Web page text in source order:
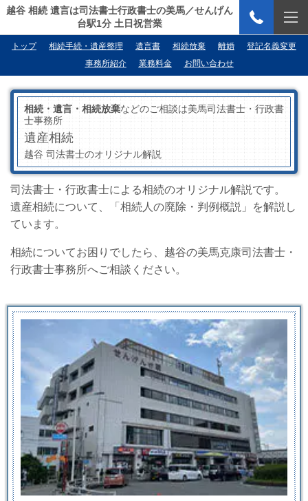
越谷 相続 遺言は司法書士行政書士の美馬／せんげん
台駅1分 土日祝営業
トップ 相続手続・遺産整理 遺言書 相続放棄 離婚
登記名義変更
事務所紹介
業務料金 お問い合わせ
相続・遺言・相続放棄などのご相談は美馬司法書士・行政書
士事務所
遺産相続
越谷 司法書士のオリジナル解説
司法書士・行政書士による相続のオリジナル解説です。
遺産相続について、「相続人の廃除・判例概説」を解説し
ています。
相続についてお困りでしたら、越谷の美馬克康司法書士・
行政書士事務所へご相談ください。